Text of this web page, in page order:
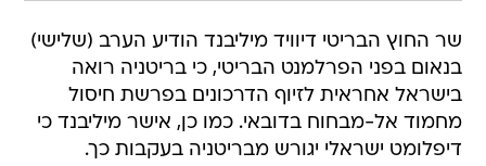
שר החוץ הבריטי דיוויד מיליבנד הודיע הערב (שלישי)
בנאום בפני הפרלמנט הבריטי, כי בריטניה רואה
בישראל אחראית לזיוף הדרכונים בפרשת חיסול
מחמוד אל-מבחוח בדובאי. כמו כן, אישר מיליבנד כי
דיפלומט ישראלי יגורש מבריטניה בעקבות כך.